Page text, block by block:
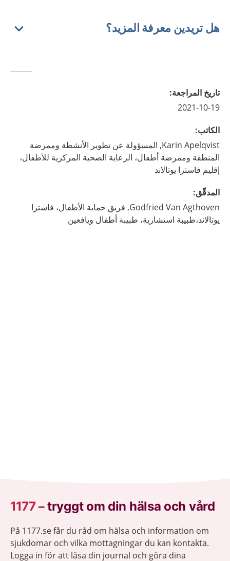
هل تريدين معرفة المزيد؟
تاريخ المراجعة:
2021-10-19
الكاتب:
Karin Apelqvist,
المسؤولة عن تطوير الأنشطة وممرضة
المنطقة وممرضة أطفال، الرعاية الصحية المركزية للأطفال،
إقليم فاسترا يوتالاند
المدقّق:
Godfried Van Agthoven,
فريق حماية الأطفال، فاسترا
يوتالاند،طبيبة استشارية، طبيبة أطفال ويافعين
1177–tryggt om din hälsa och vård
På 1177.se får du råd om hälsa och information om
sjukdomar och vilka mottagningar du kan kontakta.
Logga in för att läsa din journal och göra dina